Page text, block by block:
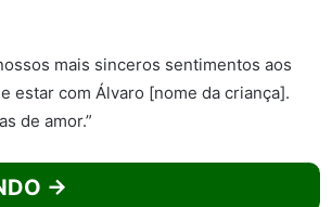
mais sinceros sentimentos aos
estar com Álvaro [nome da criança].
de amor.”
→